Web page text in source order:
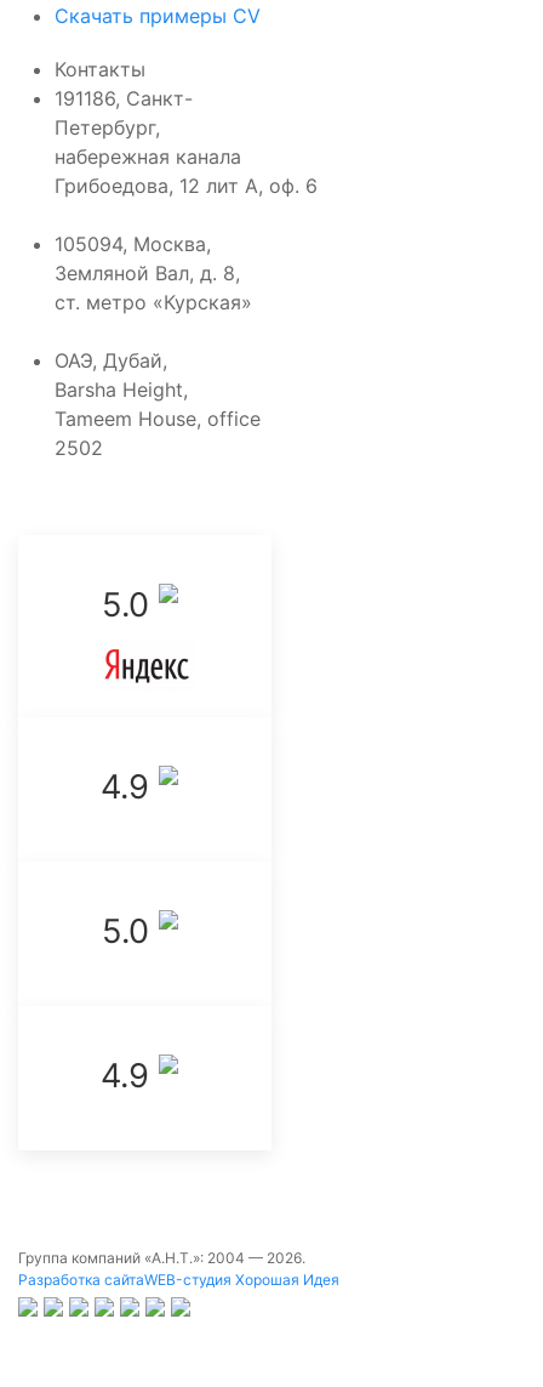
Cкачать примеры CV
Контакты
191186, Санкт-
Петербург,
набережная канала
Грибоедова, 12 лит А, оф. 6
105094, Москва,
Земляной Вал, д. 8,
ст. метро «Курская»
ОАЭ, Дубай,
Barsha Height,
Tameem House, office
2502
5.0 ‌
4.9 ‌
5.0 ‌
4.9 ‌
Группа компаний «А.Н.Т.»: 2004 — 2026.
Разработка сайтаWEB-студия Хорошая Идея